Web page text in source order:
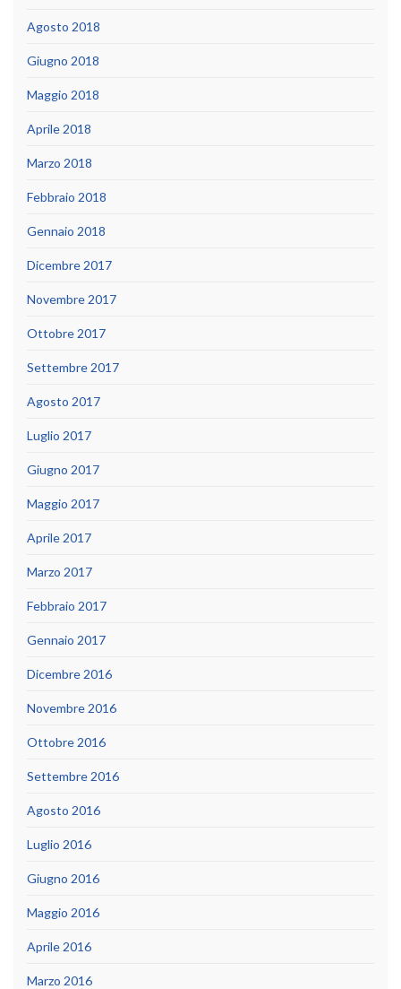
Agosto 2018
Giugno 2018
Maggio 2018
Aprile 2018
Marzo 2018
Febbraio 2018
Gennaio 2018
Dicembre 2017
Novembre 2017
Ottobre 2017
Settembre 2017
Agosto 2017
Luglio 2017
Giugno 2017
Maggio 2017
Aprile 2017
Marzo 2017
Febbraio 2017
Gennaio 2017
Dicembre 2016
Novembre 2016
Ottobre 2016
Settembre 2016
Agosto 2016
Luglio 2016
Giugno 2016
Maggio 2016
Aprile 2016
Marzo 2016